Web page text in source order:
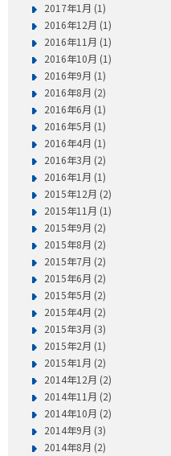
2017年1月 (1)
2016年12月 (1)
2016年11月 (1)
2016年10月 (1)
2016年9月 (1)
2016年8月 (2)
2016年6月 (1)
2016年5月 (1)
2016年4月 (1)
2016年3月 (2)
2016年1月 (1)
2015年12月 (2)
2015年11月 (1)
2015年9月 (2)
2015年8月 (2)
2015年7月 (2)
2015年6月 (2)
2015年5月 (2)
2015年4月 (2)
2015年3月 (3)
2015年2月 (1)
2015年1月 (2)
2014年12月 (2)
2014年11月 (2)
2014年10月 (2)
2014年9月 (3)
2014年8月 (2)